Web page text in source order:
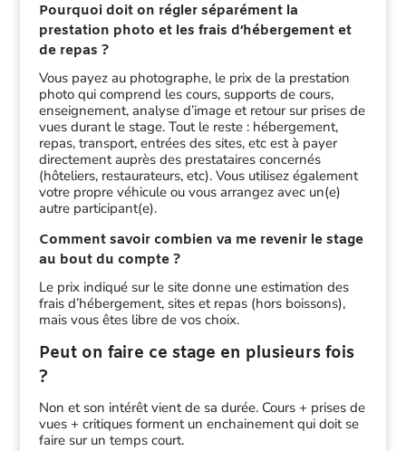
Pourquoi doit on régler séparément la
prestation photo et les frais d’hébergement et
de repas ?
Vous payez au photographe, le prix de la prestation
photo qui comprend les cours, supports de cours,
enseignement, analyse d’image et retour sur prises de
vues durant le stage. Tout le reste : hébergement,
repas, transport, entrées des sites, etc est à payer
directement auprès des prestataires concernés
(hôteliers, restaurateurs, etc). Vous utilisez également
votre propre véhicule ou vous arrangez avec un(e)
autre participant(e).
Comment savoir combien va me revenir le stage
au bout du compte ?
Le prix indiqué sur le site donne une estimation des
frais d’hébergement, sites et repas (hors boissons),
mais vous êtes libre de vos choix.
Peut on faire ce stage en plusieurs fois
?
Non et son intérêt vient de sa durée. Cours + prises de
vues + critiques forment un enchainement qui doit se
faire sur un temps court.